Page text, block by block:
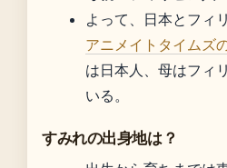
よって、日本とフィ
アニメイトタイムズ
は日本人、母はフィ
いる。
すみれの出身地は？